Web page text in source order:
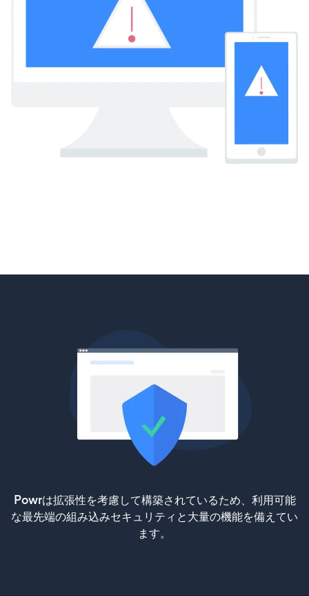
Powrは拡張性を考慮して構築されているため、利用可能
な最先端の組み込みセキュリティと大量の機能を備えてい
ます。